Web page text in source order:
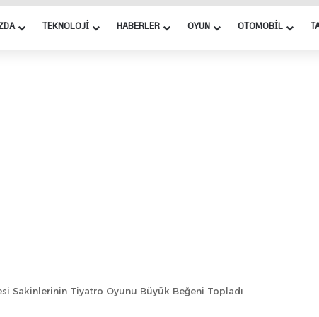
TEKNOLOJI HABERLER OYUN OTOMOBIL
Sakinlerinin Tiyatro Oyunu Büyük Beğeni Topladı